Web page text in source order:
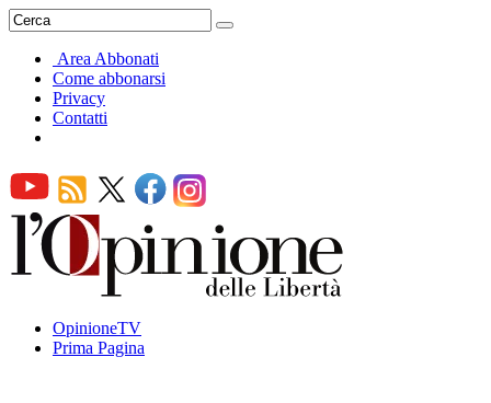
Area Abbonati
Come abbonarsi
Privacy
Contatti
OpinioneTV
Prima Pagina